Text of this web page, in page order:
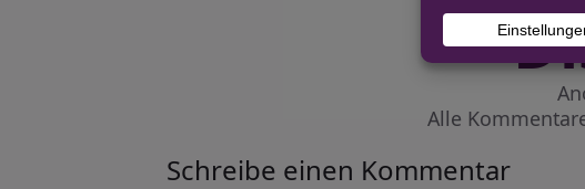
Alle
Schreibe einen Kommentar